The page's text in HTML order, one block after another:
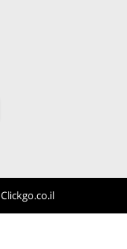
Clickgo.co.il